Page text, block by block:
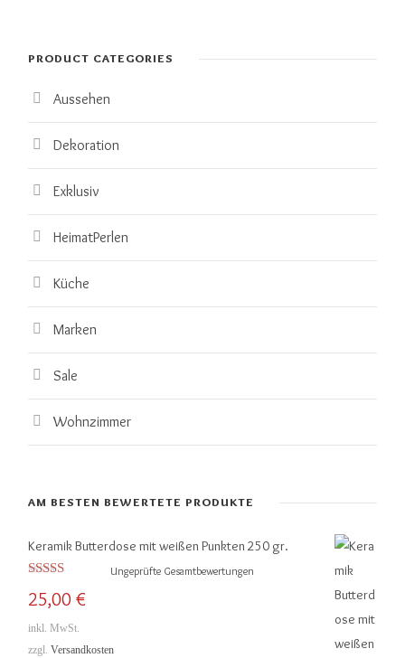
PRODUCT CATEGORIES
Aussehen
Dekoration
Exklusiv
HeimatPerlen
Küche
Marken
Sale
Wohnzimmer
AM BESTEN BEWERTETE PRODUKTE
Keramik Butterdose mit weißen Punkten 250 gr.
5.00von 5
Ungeprüfte Gesamtbewertungen
25,00 €
inkl. MwSt.
zzgl. Versandkosten